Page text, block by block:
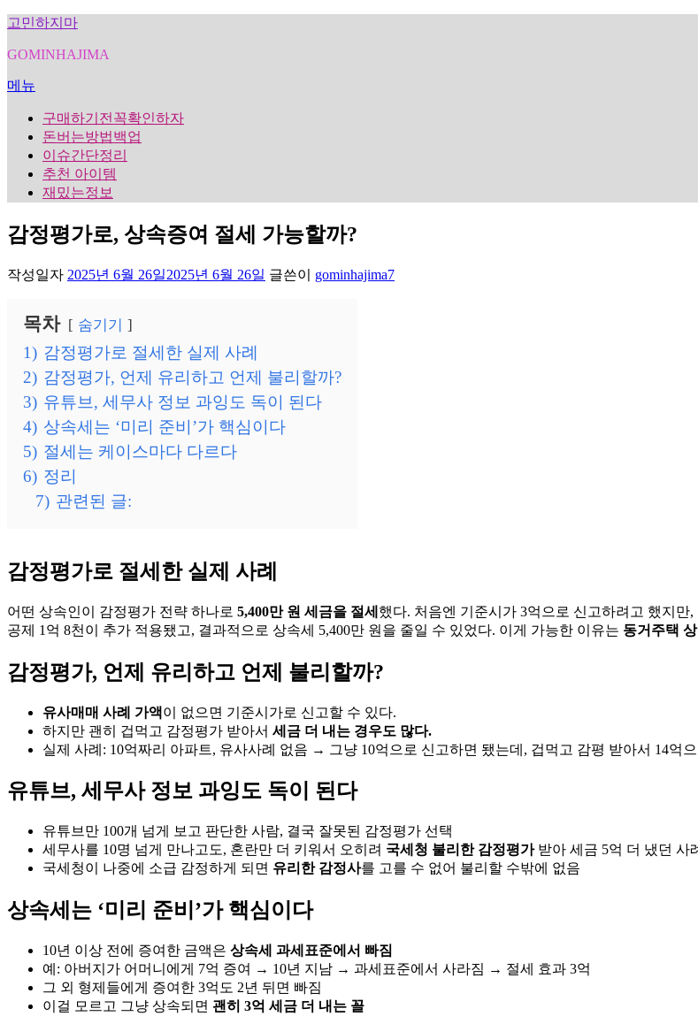
내
으
로
바
고민하지마
GOMINHAJIMA
메뉴
구매하기전꼭확인하자
돈버는방법백업
이슈간단정리
추천 아이템
재밌는정보
감정평가로, 상속증여 절세 가능할까?
작성일자 2025년 6월 26일2025년 6월 26일 글쓴이 gominhajima7
목차 숨기기
1) 감정평가로 절세한 실제 사례
2) 감정평가, 언제 유리하고 언제 불리할까?
3) 유튜브, 세무사 정보 과잉도 독이 된다
4) 상속세는 ‘미리 준비’가 핵심이다
5) 절세는 케이스마다 다르다
6) 정리
7) 관련된 글:
감정평가로 절세한 실제 사례
어떤 상속인이 감정평가 전략 하나로 5,400만 원 세금을 절세 했다. 처음엔 기준시가 3억으로 신고하려고 했지
공제 1억 8천이 추가 적용됐고, 결과적으로 상속세 5,400만 원을 줄일 수 있었다. 이게 가능한 이유는 동거주택 상
감정평가, 언제 유리하고 언제 불리할까?
유사매매 사례 가액이 없으면 기준시가로 신고할 수 있다.
하지만 괜히 겁먹고 감정평가 받아서 세금 더 내는 경우도 많다.
실제 사례: 10억짜리 아파트, 유사사례 없음 → 그냥 10억으로 신고하면 됐는데, 겁먹고 감평 받아서 14억
유튜브, 세무사 정보 과잉도 독이 된다
유튜브만 100개 넘게 보고 판단한 사람, 결국 잘못된 감정평가 선택
세무사를 10명 넘게 만나고도, 혼란만 더 키워서 오히려 국세청 불리한 감정평가받아 세금 5억 더 냈던 사
국세청이 나중에 소급 감정하게 되면 유리한 감정사를 고를 수 없어 불리할 수밖에 없음
상속세는 ‘미리 준비’가 핵심이다
10년 이상 전에 증여한 금액은 상속세 과세표준에서 빠짐
예: 아버지가 어머니에게 7억 증여 → 10년 지남 → 과세표준에서 사라짐 → 절세 효과 3억
그 외 형제들에게 증여한 3억도 2년 뒤면 빠짐
이걸 모르고 그냥 상속되면 괜히 3억 세금 더 내는 꼴